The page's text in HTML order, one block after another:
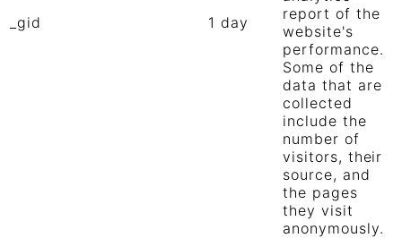
_gid 1 day
report of the
website's
performance.
Some of the
data that are
collected
include the
number of
visitors, their
source, and
the pages
they visit
anonymously.